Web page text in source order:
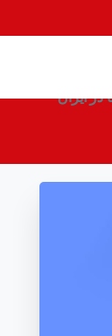
در ایران